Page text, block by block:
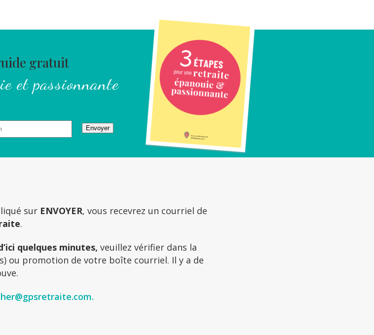
gratuit
et passionnante
Envoyer
sur ENVOYER, vous recevrez un courriel de
.
quelques minutes, veuillez vérifier dans la
ou promotion de votre boîte courriel. Il y a de